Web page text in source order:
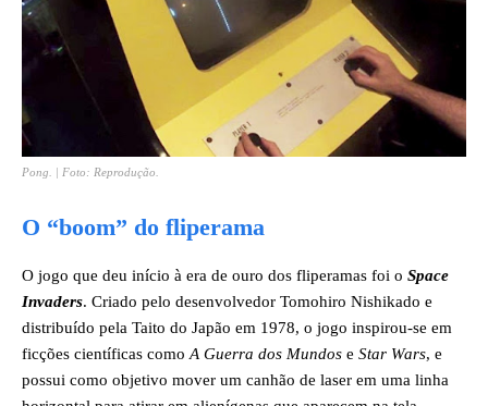
Pong. | Foto: Reprodução.
O “boom” do fliperama
O jogo que deu início à era de ouro dos fliperamas foi o Space
Invaders. Criado pelo desenvolvedor Tomohiro Nishikado e
distribuído pela Taito do Japão em 1978, o jogo inspirou-se em
ficções científicas como A Guerra dos Mundos e Star Wars, e
possui como objetivo mover um canhão de laser em uma linha